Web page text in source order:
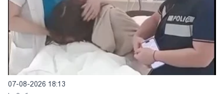
07-08-2026 18:13